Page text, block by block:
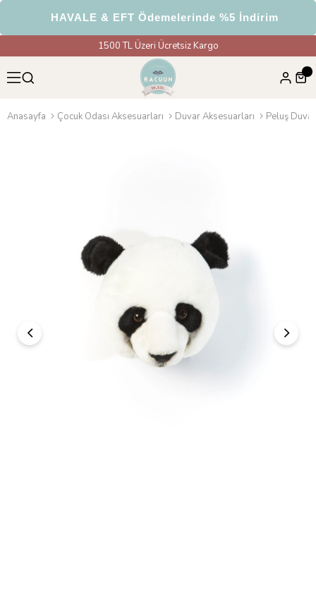
HAVALE & EFT Ödemelerinde %5 İndirim
1500 TL Üzeri Ücretsiz Kargo
Anasayfa Çocuk Odası Aksesuarları Duvar Aksesuarları Peluş